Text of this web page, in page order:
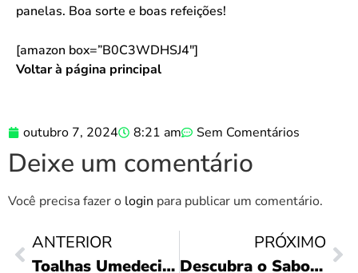
panelas. Boa sorte e boas refeições!
[amazon box=”B0C3WDHSJ4″]
Voltar à página principal
outubro 7, 2024 8:21 am Sem Comentários
Deixe um comentário
Você precisa fazer o login para publicar um comentário.
ANTERIOR
Toalhas Umedecidas Piquitucho: Praticidade em 48!
PRÓXIMO
Descubra o Sabor do Casillero del Diablo 750ml